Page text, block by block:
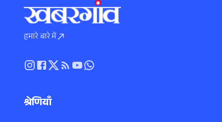
हमारे बारे में
श्रेणियाँ